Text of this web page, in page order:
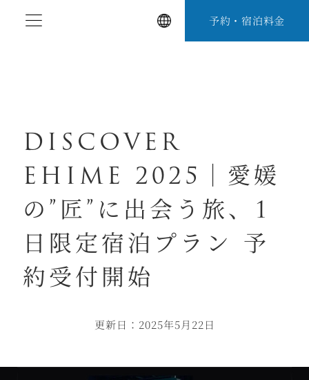
予約・宿泊料金
DISCOVER
EHIME 2025｜愛媛
の”匠”に出会う旅、1
日限定宿泊プラン 予
約受付開始
更新日：2025年5月22日